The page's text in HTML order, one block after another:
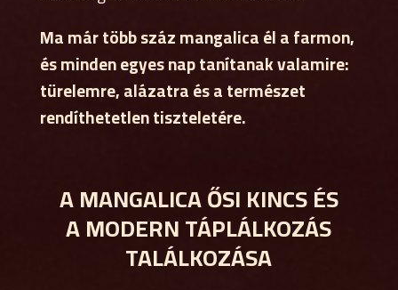
Ma már több száz mangalica él a farmon,
és minden egyes nap tanítanak valamire:
türelemre, alázatra és a természet
rendíthetetlen tiszteletére.
A MANGALICA ŐSI KINCS ÉS
A MODERN TÁPLÁLKOZÁS
TALÁLKOZÁSA